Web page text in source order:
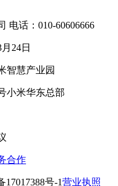
电话：010-60606666
24日
智慧产业园
小米华东总部
合作
17017388号-1营业执照